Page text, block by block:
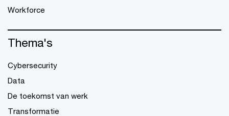
Workforce
Thema's
Cybersecurity
Data
De toekomst van werk
Transformatie